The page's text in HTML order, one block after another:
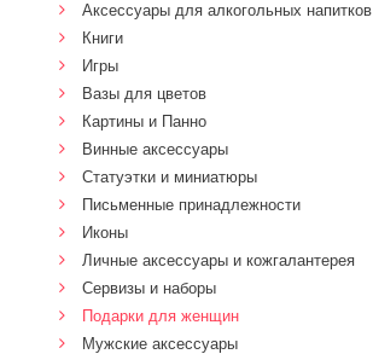
Аксессуары для алкогольных напитков
Книги
Игры
Вазы для цветов
Картины и Панно
Винные аксессуары
Статуэтки и миниатюры
Письменные принадлежности
Иконы
Личные аксессуары и кожгалантерея
Сервизы и наборы
Подарки для женщин
Мужские аксессуары